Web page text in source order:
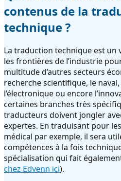
contenus de la
technique ?
La traduction technique est un
les frontières de l’industrie
multitude d’autres secteurs
recherche scientifique, le
l’électronique ou encore
certaines branches très
traducteurs doivent jongler
expertes. En traduisant pour
médical par exemple, il sera
compétences à la fois
spécialisation qui fait
chez Edvenn ici).